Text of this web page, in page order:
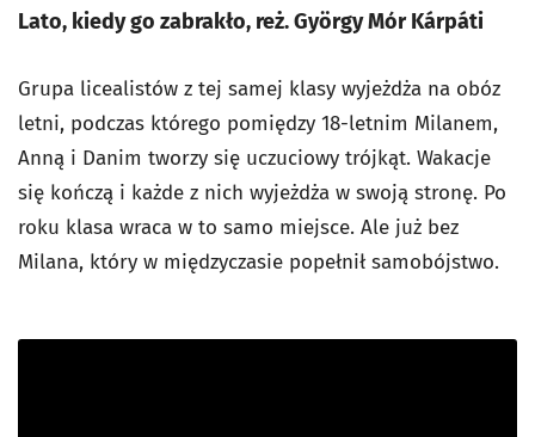
Lato, kiedy go zabrakło, reż. György Mór Kárpáti
Grupa licealistów z tej samej klasy wyjeżdża na obóz
letni, podczas którego pomiędzy 18-letnim Milanem,
Anną i Danim tworzy się uczuciowy trójkąt. Wakacje
się kończą i każde z nich wyjeżdża w swoją stronę. Po
roku klasa wraca w to samo miejsce. Ale już bez
Milana, który w międzyczasie popełnił samobójstwo.